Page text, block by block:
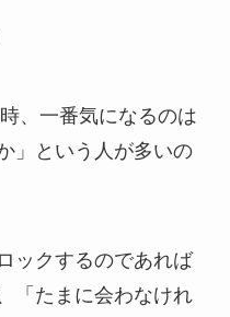
、一番気になるのは
」という人が多いの
ックするのであれば
「たまに会わなけれ